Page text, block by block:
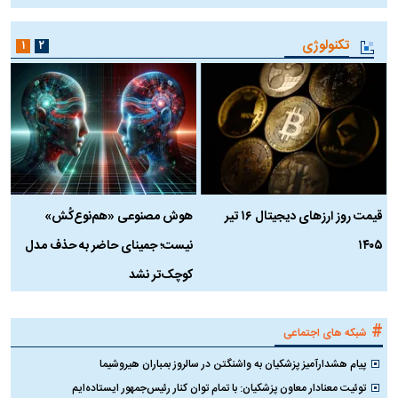
تکنولوژی
قیمت روز ارز‌های دیجیتال ۱۶ تیر
۱۴۰۵
هوش مصنوعی «هم‌نوع‌کُش»
نیست؛ جمینای حاضر به حذف مدل
کوچک‌تر نشد
۱ ۲
# شبکه های اجتماعی
پیام هشدارآمیز پزشکیان به واشنگتن در سالروز بمباران هیروشیما
توئیت معنادار معاون پزشکیان: با تمام توان کنار رئیس‌جمهور ایستاده‌ایم